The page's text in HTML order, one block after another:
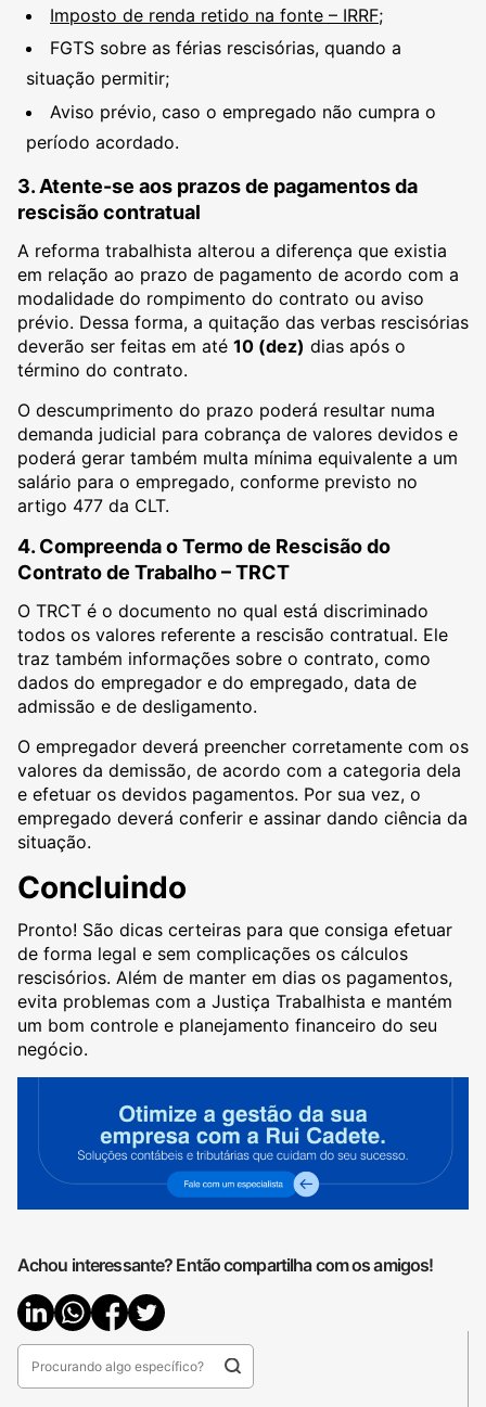
Imposto de renda retido na fonte – IRRF;
FGTS sobre as férias rescisórias, quando a
situação permitir;
Aviso prévio, caso o empregado não cumpra o
período acordado.
3. Atente-se aos prazos de pagamentos da
rescisão contratual
A reforma trabalhista alterou a diferença que existia
em relação ao prazo de pagamento de acordo com a
modalidade do rompimento do contrato ou aviso
prévio. Dessa forma, a quitação das verbas rescisórias
deverão ser feitas em até 10 (dez) dias após o
término do contrato.
O descumprimento do prazo poderá resultar numa
demanda judicial para cobrança de valores devidos e
poderá gerar também multa mínima equivalente a um
salário para o empregado, conforme previsto no
artigo 477 da CLT.
4. Compreenda o Termo de Rescisão do
Contrato de Trabalho – TRCT
O TRCT é o documento no qual está discriminado
todos os valores referente a rescisão contratual. Ele
traz também informações sobre o contrato, como
dados do empregador e do empregado, data de
admissão e de desligamento.
O empregador deverá preencher corretamente com os
valores da demissão, de acordo com a categoria dela
e efetuar os devidos pagamentos. Por sua vez, o
empregado deverá conferir e assinar dando ciência da
situação.
Concluindo
Pronto! São dicas certeiras para que consiga efetuar
de forma legal e sem complicações os cálculos
rescisórios. Além de manter em dias os pagamentos,
evita problemas com a Justiça Trabalhista e mantém
um bom controle e planejamento financeiro do seu
negócio.
Achou interessante? Então compartilha com os amigos!